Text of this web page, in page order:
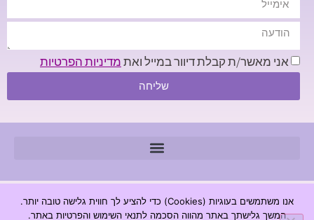
אני מאשר/ת קבלת דיוור במייל ואתמדיניות הפרטיות
שליחה
© 2026 כל הזכויות שמורות - חנה קורן מכון לגרפולוגיה |
www.annakoren.co.il
אנו משתמשים בעוגיות (Cookies) כדי להציע לך חווית גלישה טובה יותר.
המשך גלישתך באתר מהווה הסכמה לתנאי השימוש והפרטיות באתר.